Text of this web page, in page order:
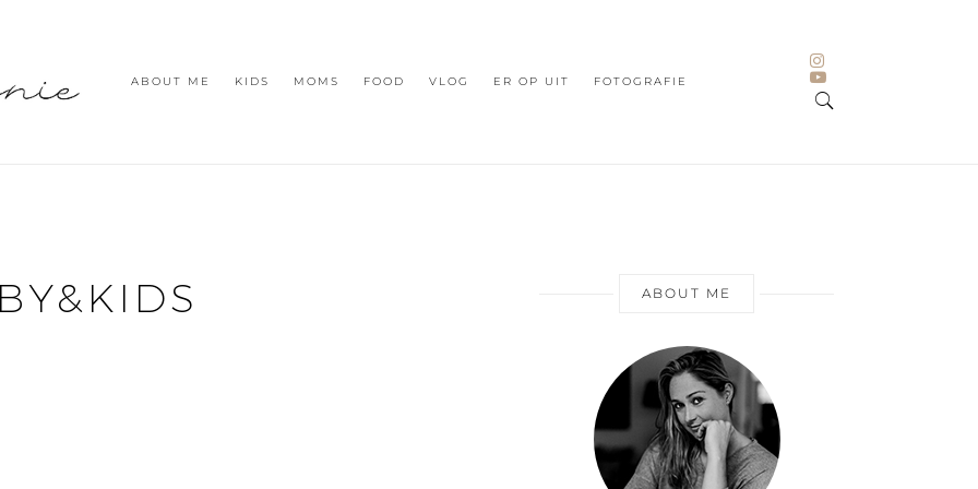
ABOUT ME KIDS MOMS FOOD VLOG ER OP UIT FOTOGRAFIE
ABOUT ME